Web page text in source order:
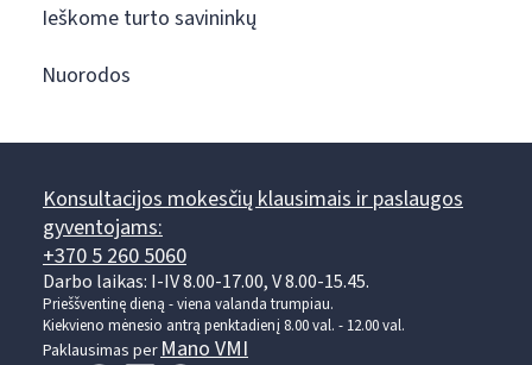
Ieškome turto savininkų
Nuorodos
Konsultacijos mokesčių klausimais ir paslaugos
gyventojams:
+370 5 260 5060
Darbo laikas: I-IV 8.00-17.00, V 8.00-15.45.
Prieššventinę dieną - viena valanda trumpiau.
Kiekvieno mėnesio antrą penktadienį 8.00 val. - 12.00 val.
Paklausimas per Mano VMI